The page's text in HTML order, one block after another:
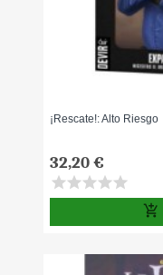
¡Rescate!: Alto Riesgo
32,20 €
starstarstarstarstar
add_shopping_cart